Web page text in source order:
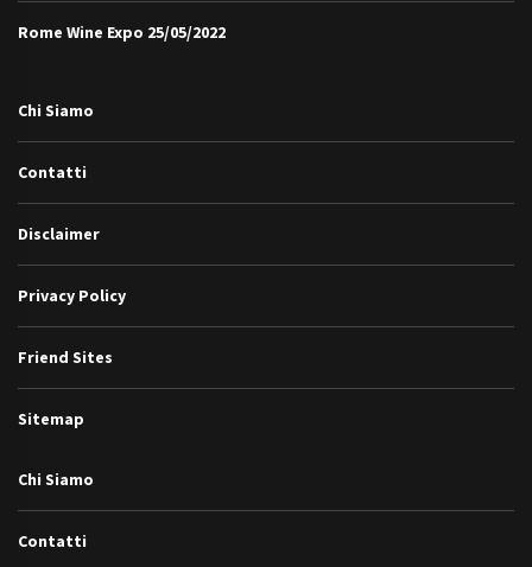
Rome Wine Expo 25/05/2022
Chi Siamo
Contatti
Disclaimer
Privacy Policy
Friend Sites
Sitemap
Chi Siamo
Contatti